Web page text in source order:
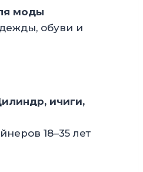
моды
обуви и
ичиги,
18–35 лет